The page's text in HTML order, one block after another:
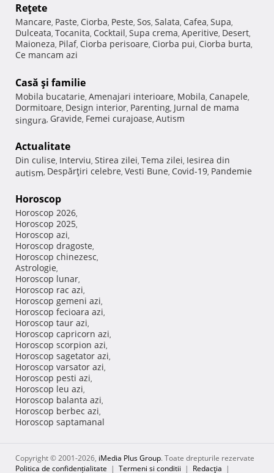
Reţete
Mancare, Paste, Ciorba, Peste, Sos, Salata, Cafea, Supa,
Dulceata, Tocanita, Cocktail, Supa crema, Aperitive, Desert,
Maioneza, Pilaf, Ciorba perisoare, Ciorba pui, Ciorba burta,
Ce mancam azi
Casă şi familie
Mobila bucatarie, Amenajari interioare, Mobila, Canapele,
Dormitoare, Design interior, Parenting, Jurnal de mama
singura, Gravide, Femei curajoase, Autism
Actualitate
Din culise, Interviu, Stirea zilei, Tema zilei, Iesirea din
autism, Despărţiri celebre, Vesti Bune, Covid-19, Pandemie
Horoscop
Horoscop 2026,
Horoscop 2025,
Horoscop azi,
Horoscop dragoste,
Horoscop chinezesc,
Astrologie,
Horoscop lunar,
Horoscop rac azi,
Horoscop gemeni azi,
Horoscop fecioara azi,
Horoscop taur azi,
Horoscop capricorn azi,
Horoscop scorpion azi,
Horoscop sagetator azi,
Horoscop varsator azi,
Horoscop pesti azi,
Horoscop leu azi,
Horoscop balanta azi,
Horoscop berbec azi,
Horoscop saptamanal
Copyright © 2001-2026, iMedia Plus Group. Toate drepturile rezervate
Politica de confidențialitate | Termeni si conditii | Redacţia |